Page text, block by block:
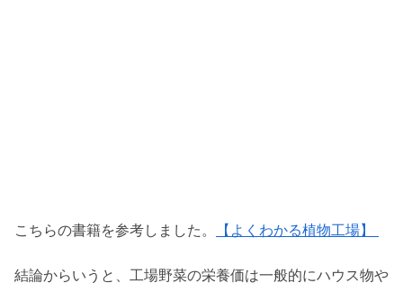
こちらの書籍を参考しました。 【 よくわかる植物工場】
結論からいうと、工場野菜の栄養価は一般的にハウス物や